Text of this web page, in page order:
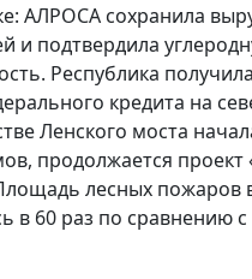
АЛРОСА сохранила
и подтвердила
Республика
кредита на
Ленского моста
продолжается проект
лесных пожаров
в 60 раз по сравнению